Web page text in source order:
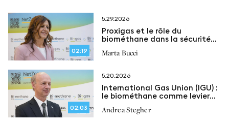
02:19
5.29.2026
Proxigas et le rôle du
biométhane dans la sécurité
Marta Bucci
02:03
5.20.2026
International Gas Union (IGU) :
le biométhane comme levier
en évolution
Andrea Stegher